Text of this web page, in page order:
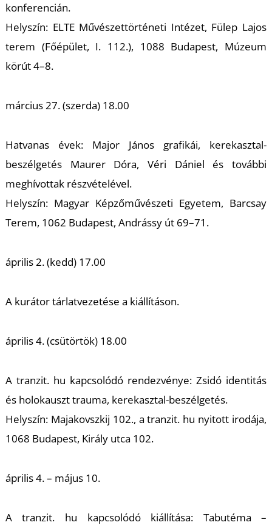
konferencián.
Helyszín: ELTE Művészettörténeti Intézet, Fülep Lajos
terem (Főépület, I. 112.), 1088 Budapest, Múzeum
körút 4–8.
március 27. (szerda) 18.00
Hatvanas évek: Major János grafikái, kerekasztal-
beszélgetés Maurer Dóra, Véri Dániel és további
meghívottak részvételével.
Helyszín: Magyar Képzőművészeti Egyetem, Barcsay
Terem, 1062 Budapest, Andrássy út 69–71.
április 2. (kedd) 17.00
A kurátor tárlatvezetése a kiállításon.
április 4. (csütörtök) 18.00
A tranzit. hu kapcsolódó rendezvénye:Zsidó identitás
és holokauszt trauma, kerekasztal-beszélgetés.
Helyszín: Majakovszkij 102., atranzit. hu nyitott irodája,
1068 Budapest, Király utca 102.
április 4. – május 10.
Atranzit. hu kapcsolódó kiállítása: Tabutéma –